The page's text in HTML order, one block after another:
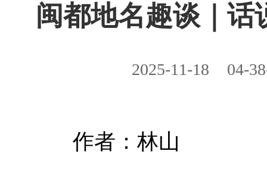
闽都地名趣谈｜话
2025-11-18 04-
作者：林山